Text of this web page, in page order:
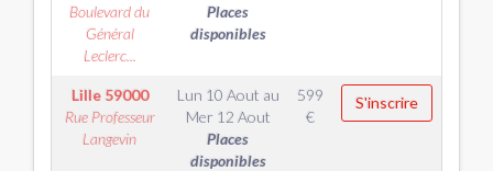
Boulevard du
Général
Leclerc...
Places
disponibles
Lille 59000
Rue Professeur
Langevin
Lun 10 Aout au
Mer 12 Aout
Places
disponibles
599
€
S'inscrire